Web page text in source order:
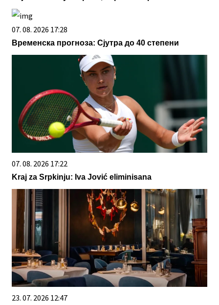
07. 08. 2026 17:28
Временска прогноза: Сјутра до 40 степени
07. 08. 2026 17:22
Kraj za Srpkinju: Iva Jović eliminisana
23. 07. 2026 12:47